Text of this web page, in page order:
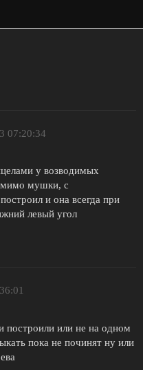
07:20:34
у возводимых
мимо мушки, с
и она всегда при
левый угол
построили или не на одном
пока не починят ну или